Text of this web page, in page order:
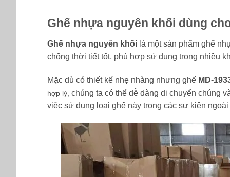
Ghế nhựa nguyên khối dùng
Ghế nhựa nguyên khối là một sản phẩm ghế
chống thời tiết tốt, phù hợp sử dụng trong nhiều
Mặc dù có thiết kế nhẹ nhàng nhưng ghế MD-
hợp lý, chúng ta có thể dễ dàng di chuyển chúng
việc sử dụng loại ghế này trong các sự kiện